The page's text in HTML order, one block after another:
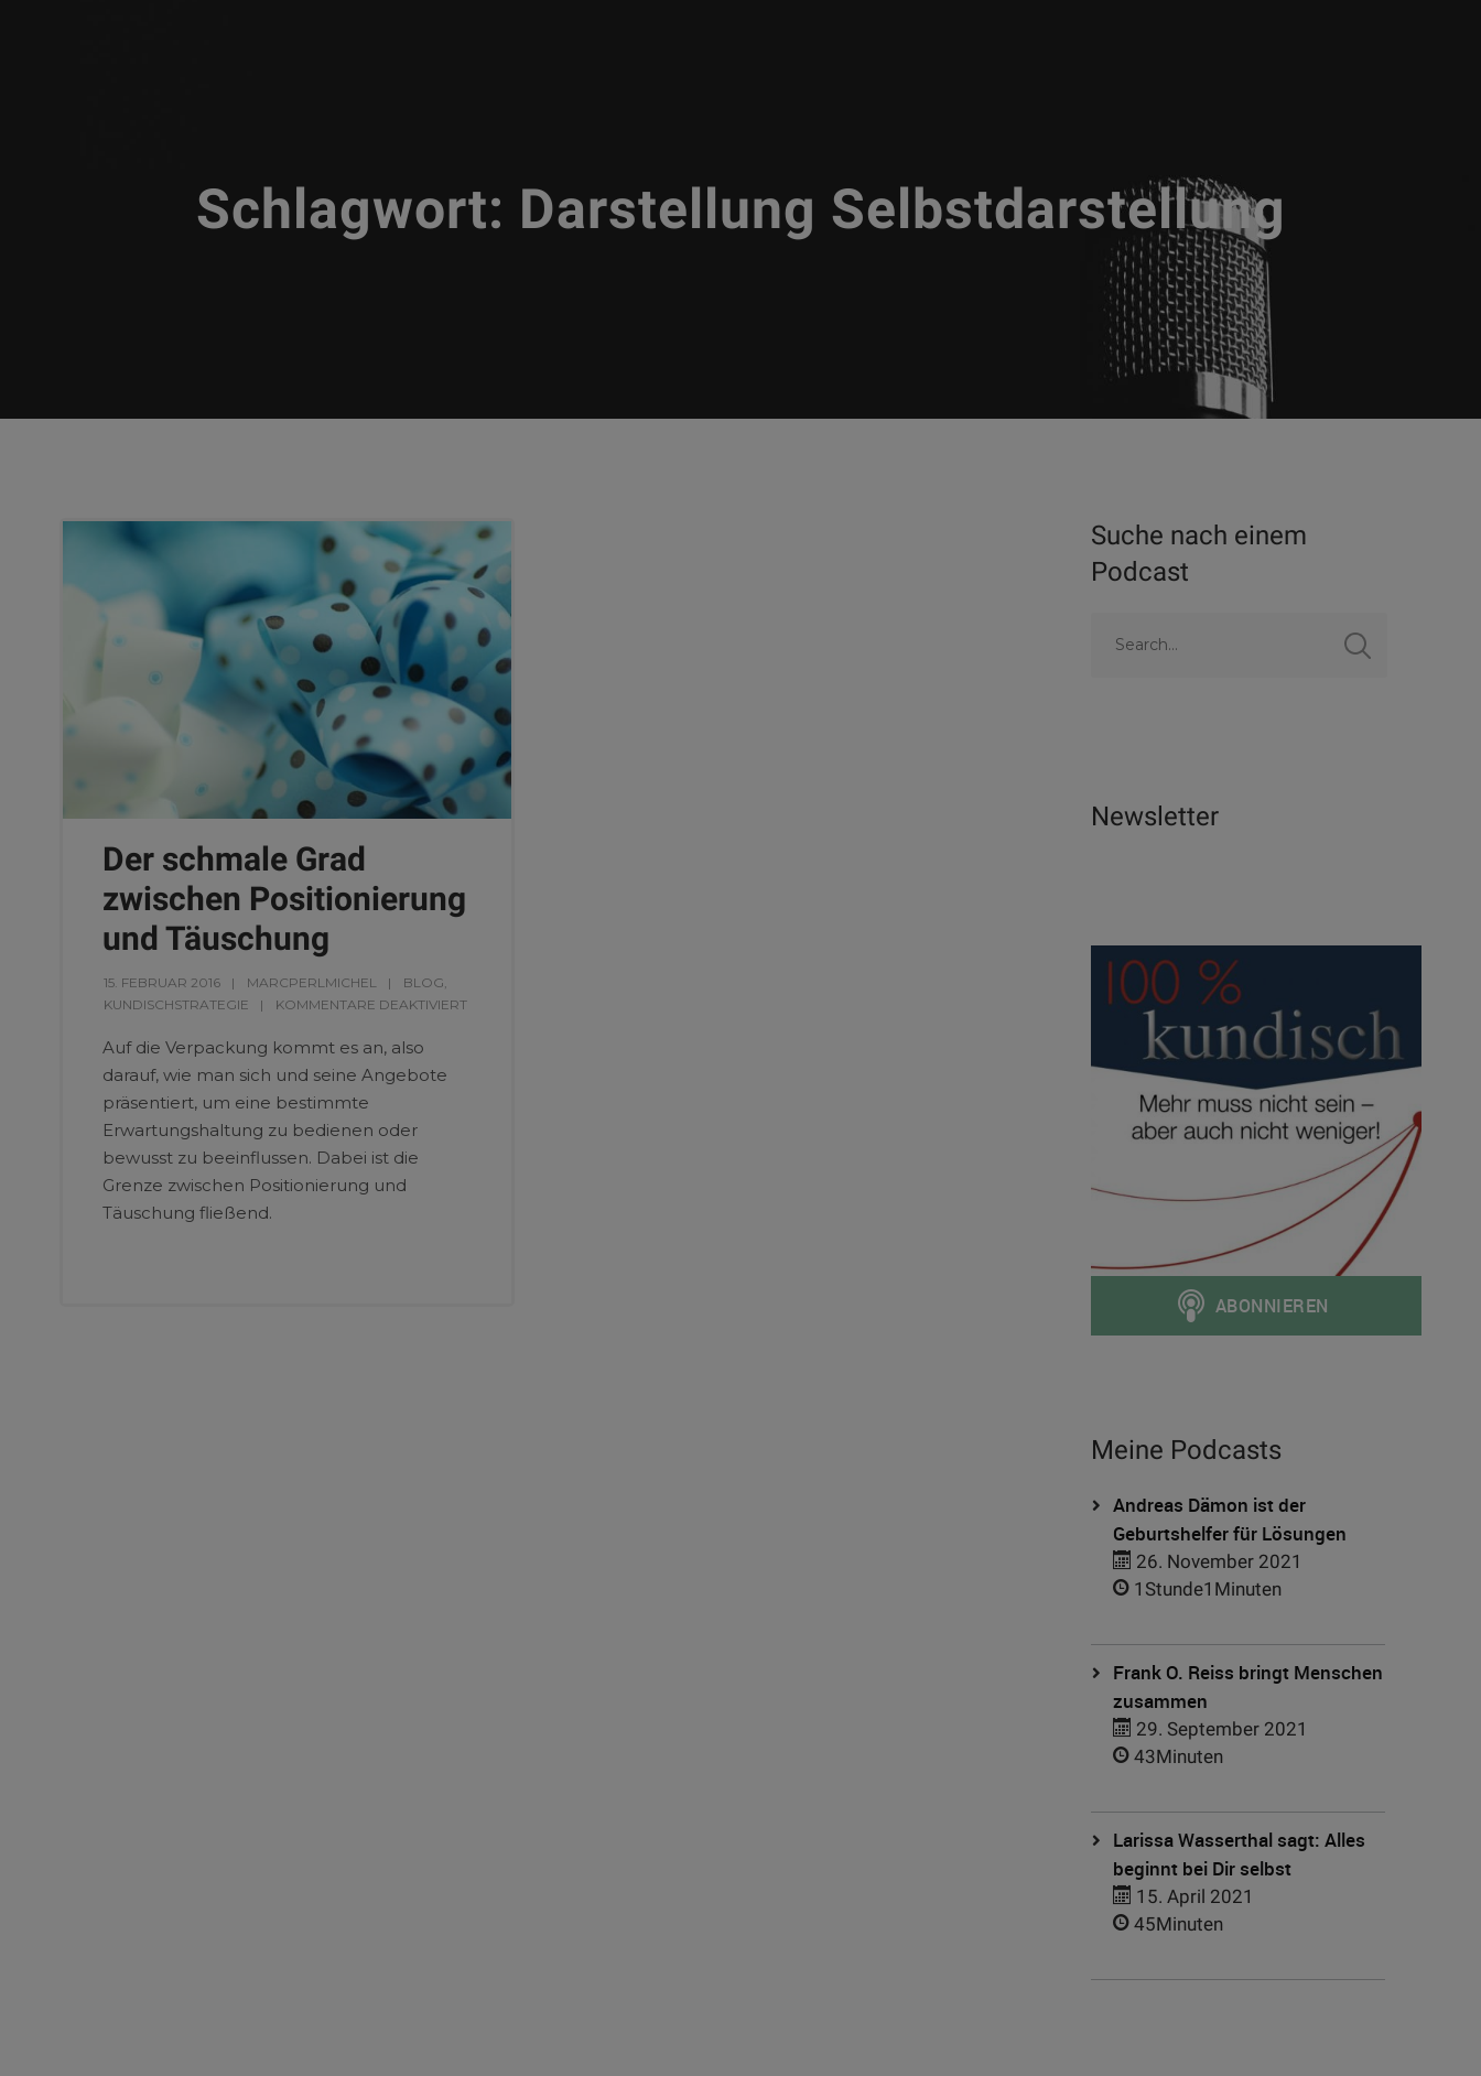
Schlagwort: Darstellung Selbstdarstellung
Der schmale Grad
zwischen Positionierung
und Täuschung
15. FEBRUAR 2016 MARCPERLMICHEL BLOG
KUNDISCHSTRATEGIE
KOMMENTARE DEAKTIVIERT
Auf die Verpackung kommt es an, also
darauf, wie man sich und seine Angebote
präsentiert, um eine bestimmte
Erwartungshaltung zu bedienen oder
bewusst zu beeinflussen. Dabei ist die
Grenze zwischen Positionierung und
Täuschung fließend.
Suche nach einem
Podcast
Newsletter
Meine Podcasts
Andreas Dämon ist der
Geburtshelfer für Lösungen
26. November 2021
1Stunde1Minuten
Frank O. Reiss bringt Menschen
zusammen
29. September 2021
43Minuten
Larissa Wasserthal sagt: Alles
beginnt bei Dir selbst
15. April 2021
45Minuten